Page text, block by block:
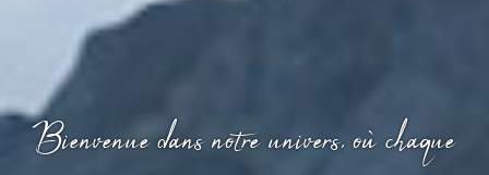
Bienvenue dans notre univers, où chaque